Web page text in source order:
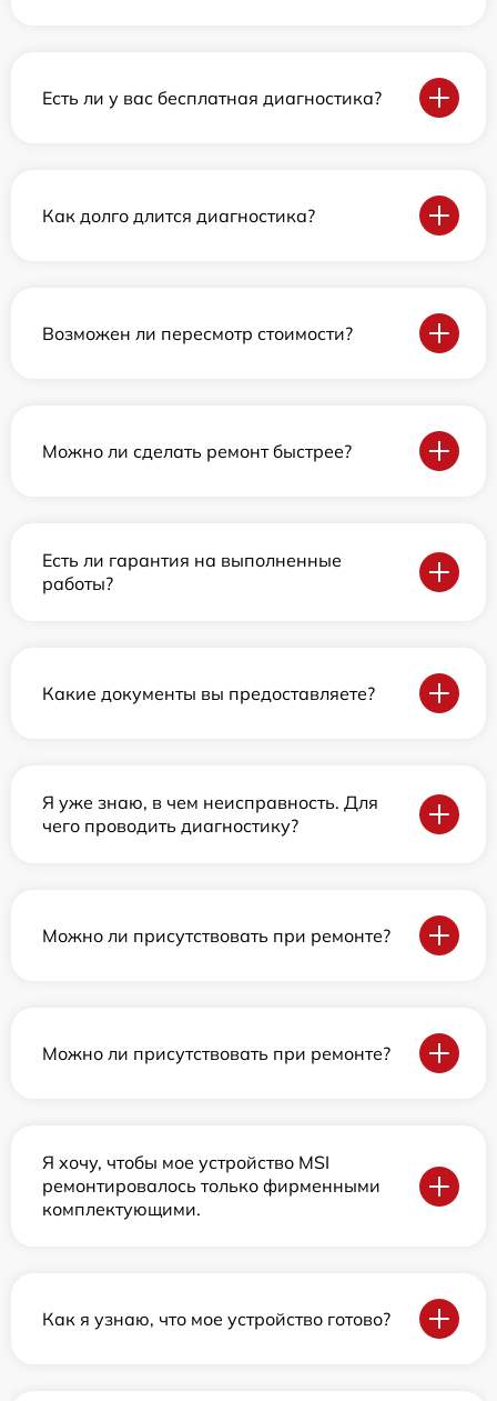
Есть ли у вас бесплатная диагностика?
Как долго длится диагностика?
Возможен ли пересмотр стоимости?
Можно ли сделать ремонт быстрее?
Есть ли гарантия на выполненные
работы?
Какие документы вы предоставляете?
Я уже знаю, в чем неисправность. Для
чего проводить диагностику?
Можно ли присутствовать при ремонте?
Можно ли присутствовать при ремонте?
Я хочу, чтобы мое устройство MSI
ремонтировалось только фирменными
комплектующими.
Как я узнаю, что мое устройство готово?